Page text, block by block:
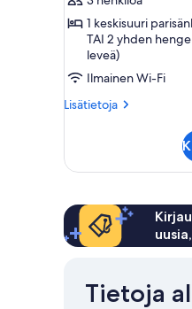
kuvat
1 keskisuuri
TAI 2 yhden
leveä)
Ilmainen Wi-Fi
Lisätietoja
Lisätietoja
superior-
Tietoja